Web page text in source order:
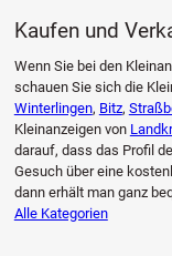
Kaufen und
Wenn Sie bei den
schauen Sie sich die
Winterlingen, Bitz,
Kleinanzeigen von
darauf, dass das Profil
Gesuch über eine
dann erhält man ganz
Alle Kategorien